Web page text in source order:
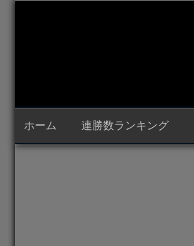
プ
ホーム 連勝数ランキング